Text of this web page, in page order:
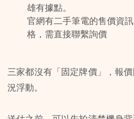
雄有據點。
官網有二手筆電的售價資
格，需直接聯繫詢價
三家都沒有「固定牌價」，報
況浮動。